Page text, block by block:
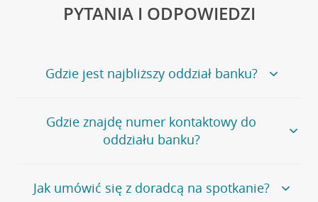
PYTANIA I ODPOWIEDZI
Gdzie jest najbliższy oddział banku?
Jeśli szukasz oddziału naszego banku, zapraszamy na
stronęPlacówki i bankomaty, na której znajduje się
wygodna wyszukiwarka.
oddziałów
Gdzie znajdę numer kontaktowy do
oddziału banku?
Bank Credit Agricole nie udostępnia ogólnego numeru
telefonu do placówki bankowej.
Jak umówić się z doradcą na spotkanie?